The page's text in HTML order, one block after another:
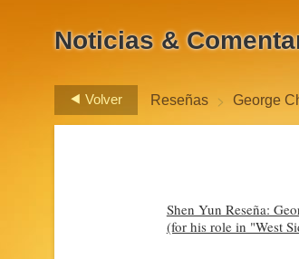
Noticias &
Volver Reseñas > George
Shen Yun Reseña:
(for his role in "West